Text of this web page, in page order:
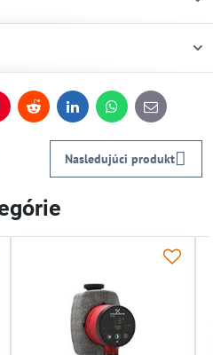
Reddit LinkedInWhatsApp
E-
mail
Nasledujúci produkt